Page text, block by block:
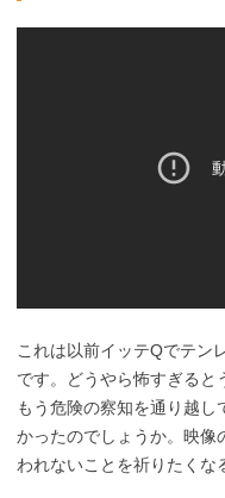
これは以前イッテQでテン
です。どうやら怖すぎると
もう危険の察知を通り越
かったのでしょうか。映像
われないことを祈りたくな